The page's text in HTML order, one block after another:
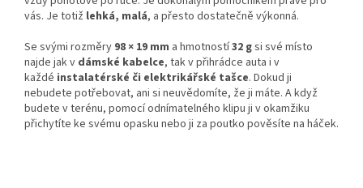
vás. Je totiž lehká, malá, a přesto dostatečně výkonná.
Se svými rozměry 98 × 19 mm a hmotností32 gsi své místo
najde jak v dámské kabelce, tak v přihrádce auta i v
každé instalatérské či elektrikářské tašce. Dokud ji
nebudete potřebovat, ani si neuvědomíte, že ji máte. A když
budete v terénu, pomocí odnímatelného klipu ji v okamžiku
přichytíte ke svému opasku nebo ji za poutko pověsíte na háček.